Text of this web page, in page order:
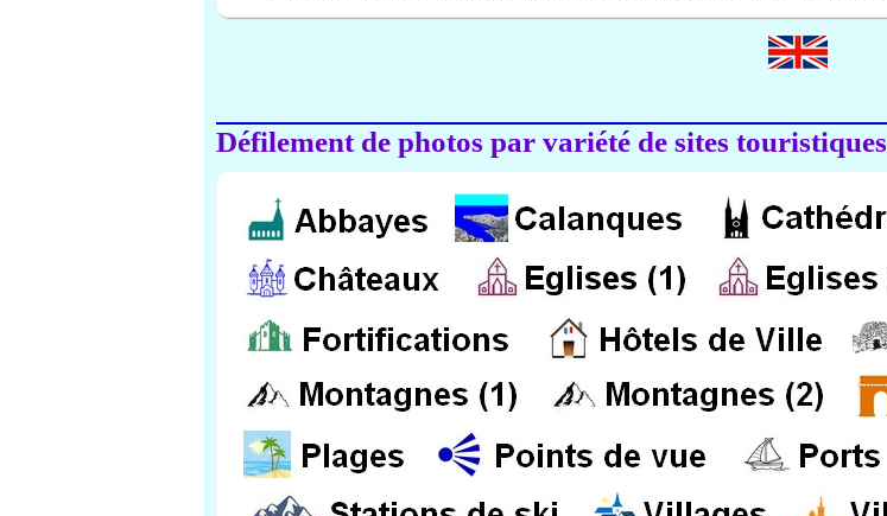
Défilement de photos par variété de sites touristiques